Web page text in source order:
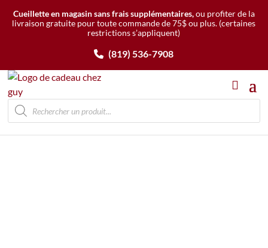
Cueillette en magasin sans frais supplémentaires,ou profiter de la
livraison gratuite pour toute commande de 75$ ou plus. (certaines
restrictions s’appliquent)
(819) 536-7908
Recherche
de
produits